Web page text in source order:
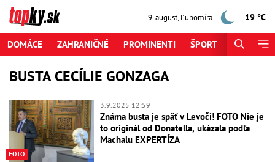
9. august,Ľubomíra 19 °C
DOMÁCE ZAHRANIČNÉ PROMINENTI ŠPORT
BUSTA CECÍLIE GONZAGA
FOTO
3.9.2025 12:59
Známa busta je späť v Levoči! FOTO Nie je
to originál od Donatella, ukázala podľa
Machalu EXPERTÍZA